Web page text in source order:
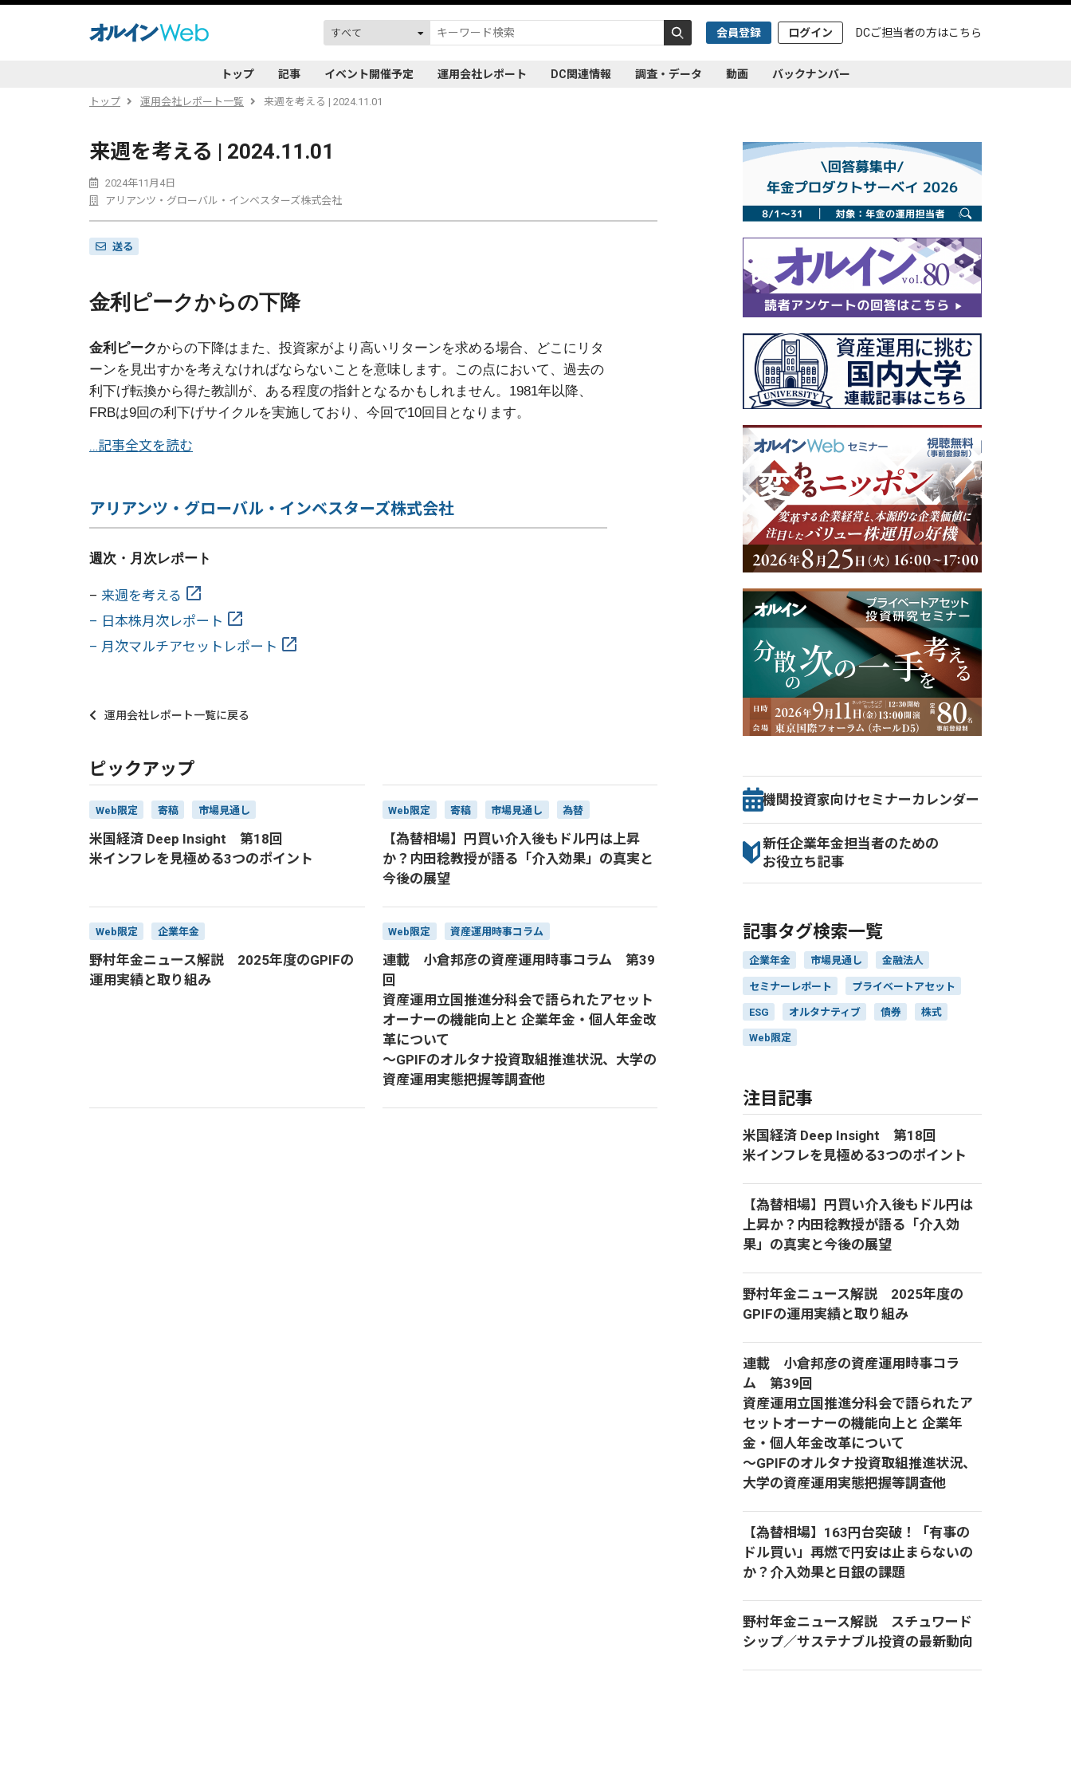
会員登録 ログイン DCご担当者の方はこちら
トップ 記事 イベント開催予定 運用会社レポート DC関連情報 調査・データ 動画 バックナンバー
トップ 運用会社レポート一覧 来週を考える | 2024.11.01
来週を考える | 2024.11.01
2024年11月4日
アリアンツ・グローバル・インベスターズ株式会社
送る
金利ピークからの下降
金利ピークからの下降はまた、投資家がより高いリターンを求める場合、どこにリタ
ーンを見出すかを考えなければならないことを意味します。この点において、過去の
利下げ転換から得た教訓が、ある程度の指針となるかもしれません。1981年以降、
FRBは9回の利下げサイクルを実施しており、今回で10回目となります。
…記事全文を読む
アリアンツ・グローバル・インベスターズ株式会社
週次・月次レポート
– 来週を考える
– 日本株月次レポート
– 月次マルチアセットレポート
運用会社レポート一覧に戻る
ピックアップ
Web限定 寄稿 市場見通し
米国経済 Deep Insight 第18回
米インフレを見極める3つのポイント
Web限定 寄稿 市場見通し 為替
【為替相場】円買い介入後もドル円は上昇
か？内田稔教授が語る「介入効果」の真実と
今後の展望
Web限定 企業年金
野村年金ニュース解説 2025年度のGPIFの
運用実績と取り組み
Web限定 資産運用時事コラム
連載 小倉邦彦の資産運用時事コラム 第39
回
資産運用立国推進分科会で語られたアセット
オーナーの機能向上と 企業年金・個人年金改
革について
～GPIFのオルタナ投資取組推進状況、大学の
資産運用実態把握等調査他
機関投資家向けセミナー カレンダー
新任企業年金担当者のための
お役立ち記事
記事タグ検索一覧
企業年金 市場見通し 金融法人
セミナーレポート プライベートアセット
ESG オルタナティブ 債券 株式
Web限定
注目記事
米国経済 Deep Insight 第18回
米インフレを見極める3つのポイント
【為替相場】円買い介入後もドル円は
上昇か？内田稔教授が語る「介入効
果」の真実と今後の展望
野村年金ニュース解説 2025年度の
GPIFの運用実績と取り組み
連載 小倉邦彦の資産運用時事コラ
ム 第39回
資産運用立国推進分科会で語られたア
セットオーナーの機能向上と 企業年
金・個人年金改革について
～GPIFのオルタナ投資取組推進状況、
大学の資産運用実態把握等調査他
【為替相場】163円台突破！「有事の
ドル買い」再燃で円安は止まらないの
か？介入効果と日銀の課題
野村年金ニュース解説 スチュワード
シップ／サステナブル投資の最新動向